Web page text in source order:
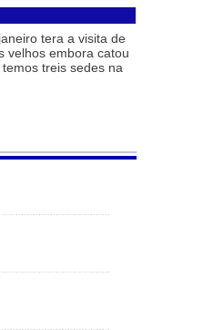
tera a visita de
velhos embora catou
treis sedes na